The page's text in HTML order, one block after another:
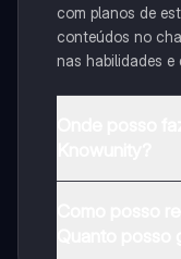
com planos de
conteúdos no
nas habilidades e